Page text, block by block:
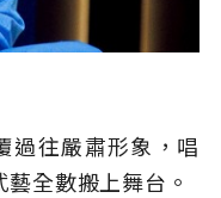
過往嚴肅形象，唱
全數搬上舞台。